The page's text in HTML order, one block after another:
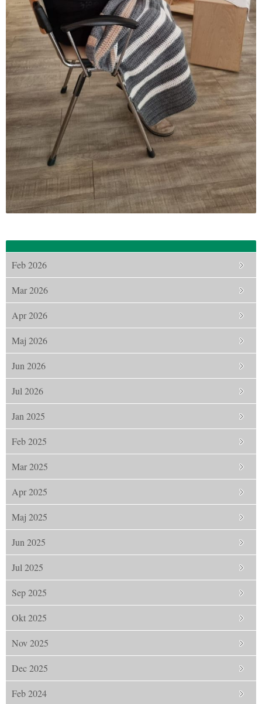
Feb 2026
Mar 2026
Apr 2026
Maj 2026
Jun 2026
Jul 2026
Jan 2025
Feb 2025
Mar 2025
Apr 2025
Maj 2025
Jun 2025
Jul 2025
Sep 2025
Okt 2025
Nov 2025
Dec 2025
Feb 2024